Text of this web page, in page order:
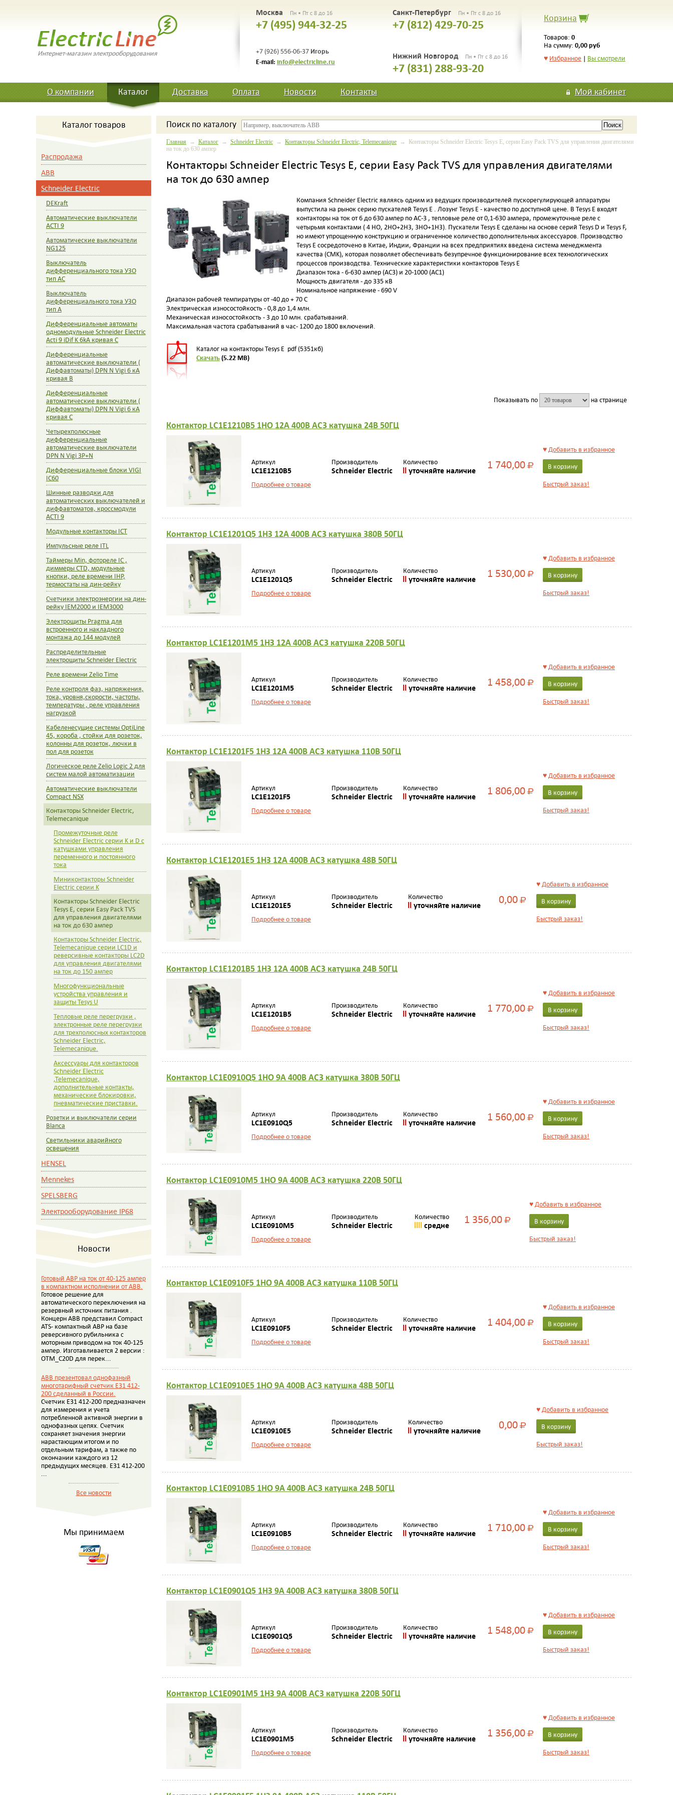
Интернет-магазин электрооборудования
Москва Пн • Пт с 8 до 16
+7 (495) 944-32-25
+7 (926) 556-06-37 Игорь
E-mail: info@electricline.ru
Санкт-Петербург Пн • Пт с 8 до 16
+7 (812) 429-70-25
Нижний Новгород Пн • Пт с 8 до 16
+7 (831) 288-93-20
Корзина
Товаров: 0
На сумму: 0,00 руб
♥ Избранное | Вы смотрели
О компании Каталог Доставка Оплата Новости Контакты Мой кабинет
Каталог товаров
Распродажа
ABB
Schneider Electric
DEKraft
Автоматические выключатели
ACTI 9
Автоматические выключатели
NG125
Выключатель
дифференциального тока УЗО
тип AC
Выключатель
дифференциального тока УЗО
тип A
Дифференциальные автоматы
одномодульные Schneider Electric
Acti 9 iDif K 6kA кривая С
Дифференциальные
автоматические выключатели (
Диффавтоматы) DPN N Vigi 6 кА
кривая B
Дифференциальные
автоматические выключатели (
Диффавтоматы) DPN N Vigi 6 кА
кривая C
Четырехполюсные
дифференциальные
автоматические выключатели
DPN N Vigi 3P+N
Дифференциальные блоки VIGI
IC60
Шинные разводки для
автоматических выключателей и
диффавтоматов, кроссмодули
ACTI 9
Модульные контакторы ICT
Импульсные реле ITL
Таймеры Min, фотореле IC ,
диммеры CTD, модульные
кнопки, реле времени IHP,
термостаты на дин-рейку
Счетчики электроэнергии на дин-
рейку IEM2000 и IEM3000
Электрощиты Pragma для
встроенного и накладного
монтажа до 144 модулей
Распределительные
электрощиты Schneider Electric
Реле времени Zelio Time
Реле контроля фаз, напряжения,
тока, уровня,скорости, частоты,
температуры , реле управления
нагрузкой
Кабеленесущие системы OptiLine
45, короба , стойки для розеток,
колонны для розеток, лючки в
пол для розеток
Логическое реле Zelio Logic 2 для
систем малой автоматизации
Автоматические выключатели
Compact NSX
Контакторы Schneider Electric,
Telemecanique
Промежуточные реле
Schneider Electric серии K и D с
катушками управления
переменного и постоянного
тока
Миниконтакторы Schneider
Electric серии K
Контакторы Schneider Electric
Tesys E, серии Easy Pack TVS
для управления двигателями
на ток до 630 ампер
Контакторы Schneider Electric,
Telemecanique серии LC1D и
реверсивные контакторы LC2D
для управления двигателями
на ток до 150 ампер
Многофункциональные
устройства управления и
защиты Tesys U
Тепловые реле перегрузки ,
электронные реле перегрузки
для трехполюсных контакторов
Schneider Electric,
Telemecanique.
Аксессуары для контакторов
Schneider Electric
,Telemecanique,
дополнительные контакты,
механические блокировки,
пневматические приставки.
Розетки и выключатели серии
Blanca
Светильники аварийного
освещения
HENSEL
Mennekes
SPELSBERG
Электрооборудование IP68
Новости
Готовый АВР на ток от 40-125 ампер
в компактном исполнении от АВВ.
Готовое решение для
автоматического переключения на
резервный источник питания .
Концерн АВВ представил Compact
ATS- компактный АВР на базе
реверсивного рубильника с
моторным приводом на ток 40-125
ампер. Изготавливается 2 версии :
OTM_C20D для перек...
ABB презентовал однофазный
многотарифный счетчик E31 412-
200 сделанный в России.
Счетчик E31 412-200 предназначен
для измерения и учета
потребленной активной энергии в
однофазных цепях. Счетчик
сохраняет значения энергии
нарастающим итогом и по
отдельным тарифам, а также по
окончании каждого из 12
предыдущих месяцев. E31 412-200
...
Все новости
Мы принимаем
Поиск по каталогу
Главная → Каталог → Schneider Electric → Контакторы Schneider Electric, Telemecanique → Контакторы Schneider Electric Tesys E, серии Easy Pack TVS для управления двигателями
на ток до 630 ампер
Контакторы Schneider Electric Tesys E, серии Easy Pack TVS для управления двигателями
на ток до 630 ампер
Компания Schneider Electric являясь одним из ведущих производителей пускорегулирующей аппаратуры
выпустила на рынок серию пускателей Tesys E . Лозунг Tesys E - качество по доступной цене. В Tesys E входят
контакторы на ток от 6 до 630 ампер по AC-3 , тепловые реле от 0,1-630 ампера, промежуточные реле с
четырьмя контактами ( 4 НО, 2НО+2НЗ, 3НО+1НЗ). Пускатели Tesys E сделаны на основе серий Tesys D и Tesys F,
но имеют упрощенную конструкцию и ограниченное количество дополнительных аксессуаров. Производство
Tesys E сосредоточено в Китае, Индии, Франции на всех предприятиях введена система менеджмента
качества (CMK), которая позволяет обеспечивать безупречное функционирование всех технологических
процессов производства. Технические характеристики контакторов Tesys E
Диапазон тока - 6-630 ампер (AC3) и 20-1000 (AC1)
Мощность двигателя - до 335 кВ
Номинальное напряжение - 690 V
Диапазон рабочей темпиратуры от -40 до + 70 С
Электрическая износостойкость - 0,8 до 1,4 млн.
Механическая износостойкость - 3 до 10 млн. срабатываний.
Максимальная частота срабатываний в час- 1200 до 1800 включений.
Каталог на контакторы Tesys E pdf (5351кб)
Скачать(5.22 MB)
Показывать по на странице
Контактор LC1E1210B5 1НО 12А 400В AC3 катушка 24В 50ГЦ
Артикул
LC1E1210B5
Подробнее о товаре
Производитель
Schneider Electric
Количество
уточняйте наличие 1 740,00Р
♥Добавить в избранное
В корзину
Быстрый заказ!
Контактор LC1E1201Q5 1НЗ 12А 400В AC3 катушка 380В 50ГЦ
Артикул
LC1E1201Q5
Подробнее о товаре
Производитель
Schneider Electric
Количество
уточняйте наличие 1 530,00Р
♥Добавить в избранное
В корзину
Быстрый заказ!
Контактор LC1E1201M5 1НЗ 12А 400В AC3 катушка 220В 50ГЦ
Артикул
LC1E1201M5
Подробнее о товаре
Производитель
Schneider Electric
Количество
уточняйте наличие 1 458,00Р
♥Добавить в избранное
В корзину
Быстрый заказ!
Контактор LC1E1201F5 1НЗ 12А 400В AC3 катушка 110В 50ГЦ
Артикул
LC1E1201F5
Подробнее о товаре
Производитель
Schneider Electric
Количество
уточняйте наличие 1 806,00Р
♥Добавить в избранное
В корзину
Быстрый заказ!
Контактор LC1E1201E5 1НЗ 12А 400В AC3 катушка 48В 50ГЦ
Артикул
LC1E1201E5
Подробнее о товаре
Производитель
Schneider Electric
Количество
уточняйте наличие 0,00Р
♥Добавить в избранное
В корзину
Быстрый заказ!
Контактор LC1E1201B5 1НЗ 12А 400В AC3 катушка 24В 50ГЦ
Артикул
LC1E1201B5
Подробнее о товаре
Производитель
Schneider Electric
Количество
уточняйте наличие 1 770,00Р
♥Добавить в избранное
В корзину
Быстрый заказ!
Контактор LC1E0910Q5 1НО 9А 400В AC3 катушка 380В 50ГЦ
Артикул
LC1E0910Q5
Подробнее о товаре
Производитель
Schneider Electric
Количество
уточняйте наличие 1 560,00Р
♥Добавить в избранное
В корзину
Быстрый заказ!
Контактор LC1E0910M5 1НО 9А 400В AC3 катушка 220В 50ГЦ
Артикул
LC1E0910M5
Подробнее о товаре
Производитель
Schneider Electric
Количество
средне 1 356,00Р
♥Добавить в избранное
В корзину
Быстрый заказ!
Контактор LC1E0910F5 1НО 9А 400В AC3 катушка 110В 50ГЦ
Артикул
LC1E0910F5
Подробнее о товаре
Производитель
Schneider Electric
Количество
уточняйте наличие 1 404,00Р
♥Добавить в избранное
В корзину
Быстрый заказ!
Контактор LC1E0910E5 1НО 9А 400В AC3 катушка 48В 50ГЦ
Артикул
LC1E0910E5
Подробнее о товаре
Производитель
Schneider Electric
Количество
уточняйте наличие 0,00Р
♥Добавить в избранное
В корзину
Быстрый заказ!
Контактор LC1E0910B5 1НО 9А 400В AC3 катушка 24В 50ГЦ
Артикул
LC1E0910B5
Подробнее о товаре
Производитель
Schneider Electric
Количество
уточняйте наличие 1 710,00Р
♥Добавить в избранное
В корзину
Быстрый заказ!
Контактор LC1E0901Q5 1НЗ 9А 400В AC3 катушка 380В 50ГЦ
Артикул
LC1E0901Q5
Подробнее о товаре
Производитель
Schneider Electric
Количество
уточняйте наличие 1 548,00Р
♥Добавить в избранное
В корзину
Быстрый заказ!
Контактор LC1E0901M5 1НЗ 9А 400В AC3 катушка 220В 50ГЦ
Артикул
LC1E0901M5
Подробнее о товаре
Производитель
Schneider Electric
Количество
уточняйте наличие 1 356,00Р
♥Добавить в избранное
В корзину
Быстрый заказ!